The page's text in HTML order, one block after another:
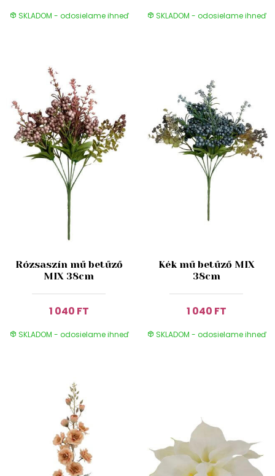
SKLADOM - odosielame ihneď SKLADOM - odosielame ihneď
Rózsaszín mű betűző
MIX 38cm
1 040 FT
SKLADOM - odosielame ihneď
Kék mű betűző MIX
38cm
1 040 FT
SKLADOM - odosielame ihneď